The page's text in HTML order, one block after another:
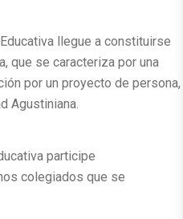
llegue a constituirse
que se caracteriza por una
por un proyecto de persona,
Agustiniana.
participe
colegiados que se